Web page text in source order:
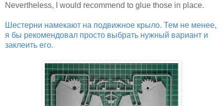
Nevertheless, I would recommend to glue those in place.
Шестерни намекают на подвижное крыло. Тем не менее,
я бы рекомендовал просто выбрать нужный вариант и
заклеить его.